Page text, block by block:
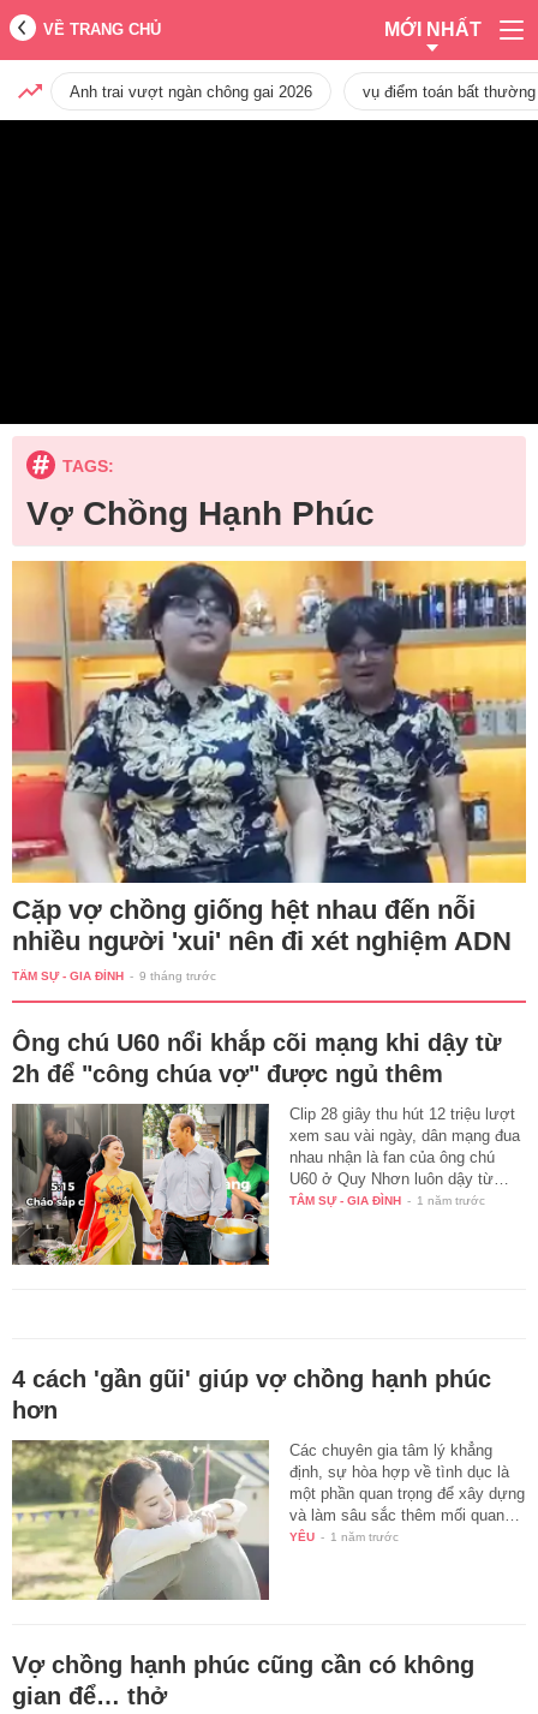
VỀ TRANG CHỦ MỚI NHẤT
Anh trai vượt ngàn chông gai 2026 vụ điểm toán bất
TAGS:
Vợ Chồng Hạnh Phúc
Cặp vợ chồng giống hệt nhau đến nỗi
nhiều người 'xui' nên đi xét nghiệm ADN
TÂM SỰ - GIA ĐÌNH - 9 tháng trước
Ông chú U60 nổi khắp cõi mạng khi dậy từ
2h để "công chúa vợ" được ngủ thêm
Clip 28 giây thu hút 12 triệu lượt
xem sau vài ngày, dân mạng đua
nhau nhận là fan của ông chú
U60 ở Quy Nhơn luôn dậy từ…
TÂM SỰ - GIA ĐÌNH - 1 năm trước
4 cách 'gần gũi' giúp vợ chồng hạnh phúc
hơn
Các chuyên gia tâm lý khẳng
định, sự hòa hợp về tình dục là
một phần quan trọng để xây dựng
và làm sâu sắc thêm mối quan…
YÊU - 1 năm trước
Vợ chồng hạnh phúc cũng cần có không
gian để… thở